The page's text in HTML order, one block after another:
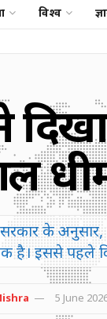
विश्व
सरकार के
इससे पहले
5 June